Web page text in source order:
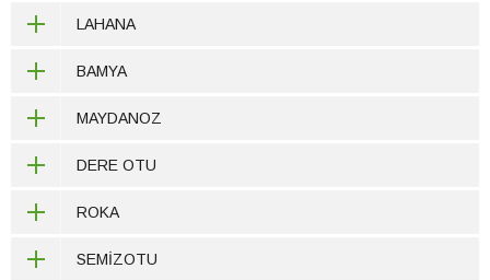
LAHANA
BAMYA
MAYDANOZ
DERE OTU
ROKA
SEMİZOTU